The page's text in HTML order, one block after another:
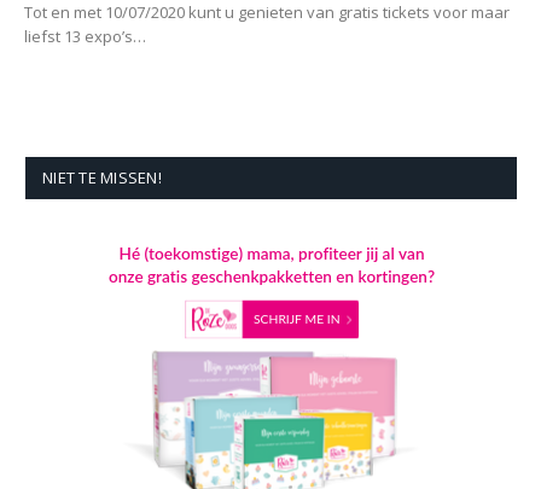
Tot en met 10/07/2020 kunt u genieten van gratis tickets voor maar
liefst 13 expo’s…
NIET TE MISSEN!